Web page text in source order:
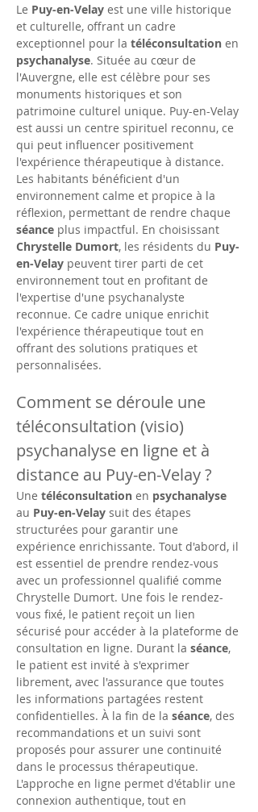
Le Puy-en-Velay est une ville historique
et culturelle, offrant un cadre
exceptionnel pour la téléconsultation en
psychanalyse. Située au cœur de
l'Auvergne, elle est célèbre pour ses
monuments historiques et son
patrimoine culturel unique. Puy-en-Velay
est aussi un centre spirituel reconnu, ce
qui peut influencer positivement
l'expérience thérapeutique à distance.
Les habitants bénéficient d'un
environnement calme et propice à la
réflexion, permettant de rendre chaque
séance plus impactful. En choisissant
Chrystelle Dumort, les résidents du Puy-
en-Velay peuvent tirer parti de cet
environnement tout en profitant de
l'expertise d'une psychanalyste
reconnue. Ce cadre unique enrichit
l'expérience thérapeutique tout en
offrant des solutions pratiques et
personnalisées.
Comment se déroule une
téléconsultation (visio)
psychanalyse en ligne et à
distance au Puy-en-Velay ?
Une téléconsultation en psychanalyse
au Puy-en-Velay suit des étapes
structurées pour garantir une
expérience enrichissante. Tout d'abord, il
est essentiel de prendre rendez-vous
avec un professionnel qualifié comme
Chrystelle Dumort. Une fois le rendez-
vous fixé, le patient reçoit un lien
sécurisé pour accéder à la plateforme de
consultation en ligne. Durant la séance,
le patient est invité à s'exprimer
librement, avec l'assurance que toutes
les informations partagées restent
confidentielles. À la fin de la séance, des
recommandations et un suivi sont
proposés pour assurer une continuité
dans le processus thérapeutique.
L'approche en ligne permet d'établir une
connexion authentique, tout en